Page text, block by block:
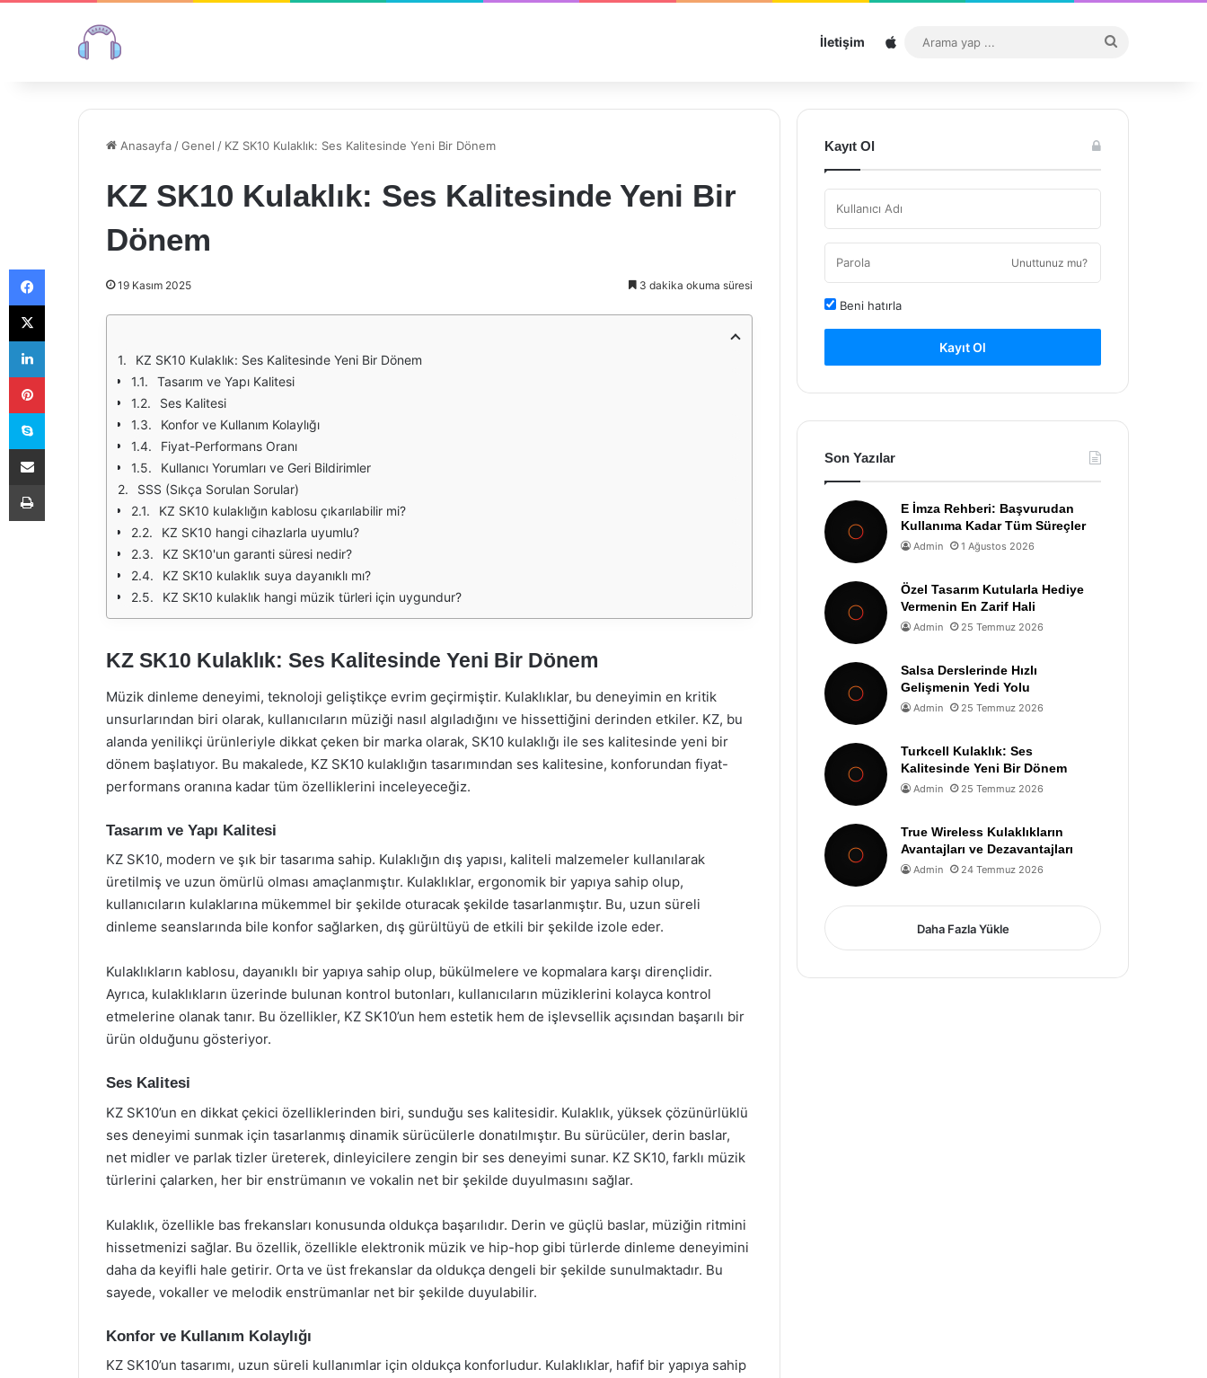
İletişim Sitemap
...
Anasayfa /Genel / KZ SK10 Kulaklık: Ses Kalitesinde Yeni Bir Dönem
KZ SK10 Kulaklık: Ses Kalitesinde Yeni Bir
Dönem
19 Kasım 2025 3 dakika okuma süresi
KZ SK10 Kulaklık: Ses Kalitesinde Yeni Bir Dönem
Tasarım ve Yapı Kalitesi
Ses Kalitesi
Konfor ve Kullanım Kolaylığı
Fiyat-Performans Oranı
Kullanıcı Yorumları ve Geri Bildirimler
SSS (Sıkça Sorulan Sorular)
KZ SK10 kulaklığın kablosu çıkarılabilir mi?
KZ SK10 hangi cihazlarla uyumlu?
KZ SK10'un garanti süresi nedir?
KZ SK10 kulaklık suya dayanıklı mı?
KZ SK10 kulaklık hangi müzik türleri için uygundur?
KZ SK10 Kulaklık: Ses Kalitesinde Yeni Bir Dönem
Müzik dinleme deneyimi, teknoloji geliştikçe evrim geçirmiştir. Kulaklıklar, bu deneyimin en kritik
unsurlarından biri olarak, kullanıcıların müziği nasıl algıladığını ve hissettiğini derinden etkiler. KZ, bu
alanda yenilikçi ürünleriyle dikkat çeken bir marka olarak, SK10 kulaklığı ile ses kalitesinde yeni bir
dönem başlatıyor. Bu makalede, KZ SK10 kulaklığın tasarımından ses kalitesine, konforundan fiyat-
performans oranına kadar tüm özelliklerini inceleyeceğiz.
Tasarım ve Yapı Kalitesi
KZ SK10, modern ve şık bir tasarıma sahip. Kulaklığın dış yapısı, kaliteli malzemeler kullanılarak
üretilmiş ve uzun ömürlü olması amaçlanmıştır. Kulaklıklar, ergonomik bir yapıya sahip olup,
kullanıcıların kulaklarına mükemmel bir şekilde oturacak şekilde tasarlanmıştır. Bu, uzun süreli
dinleme seanslarında bile konfor sağlarken, dış gürültüyü de etkili bir şekilde izole eder.
Kulaklıkların kablosu, dayanıklı bir yapıya sahip olup, bükülmelere ve kopmalara karşı dirençlidir.
Ayrıca, kulaklıkların üzerinde bulunan kontrol butonları, kullanıcıların müziklerini kolayca kontrol
etmelerine olanak tanır. Bu özellikler, KZ SK10’un hem estetik hem de işlevsellik açısından başarılı bir
ürün olduğunu gösteriyor.
Ses Kalitesi
KZ SK10’un en dikkat çekici özelliklerinden biri, sunduğu ses kalitesidir. Kulaklık, yüksek çözünürlüklü
ses deneyimi sunmak için tasarlanmış dinamik sürücülerle donatılmıştır. Bu sürücüler, derin baslar,
net midler ve parlak tizler üreterek, dinleyicilere zengin bir ses deneyimi sunar. KZ SK10, farklı müzik
türlerini çalarken, her bir enstrümanın ve vokalin net bir şekilde duyulmasını sağlar.
Kulaklık, özellikle bas frekansları konusunda oldukça başarılıdır. Derin ve güçlü baslar, müziğin ritmini
hissetmenizi sağlar. Bu özellik, özellikle elektronik müzik ve hip-hop gibi türlerde dinleme deneyimini
daha da keyifli hale getirir. Orta ve üst frekanslar da oldukça dengeli bir şekilde sunulmaktadır. Bu
sayede, vokaller ve melodik enstrümanlar net bir şekilde duyulabilir.
Konfor ve Kullanım Kolaylığı
KZ SK10’un tasarımı, uzun süreli kullanımlar için oldukça konforludur. Kulaklıklar, hafif bir yapıya sahip
Kayıt Ol
Unuttunuz mu?
Beni hatırla
Kayıt Ol
Son Yazılar
E İmza Rehberi: Başvurudan
Kullanıma Kadar Tüm Süreçler
Admin 1 Ağustos 2026
Özel Tasarım Kutularla Hediye
Vermenin En Zarif Hali
Admin 25 Temmuz 2026
Salsa Derslerinde Hızlı
Gelişmenin Yedi Yolu
Admin 25 Temmuz 2026
Turkcell Kulaklık: Ses
Kalitesinde Yeni Bir Dönem
Admin 25 Temmuz 2026
True Wireless Kulaklıkların
Avantajları ve Dezavantajları
Admin 24 Temmuz 2026
Daha Fazla Yükle
Facebook
X
LinkedIn
Pinterest
Skype
E-Posta ile paylaş